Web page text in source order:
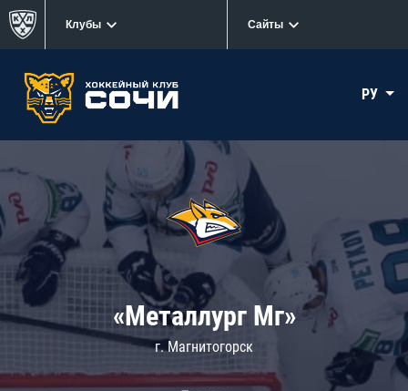
Клубы Сайты
РУ
«Металлург Мг»
г. Магнитогорск